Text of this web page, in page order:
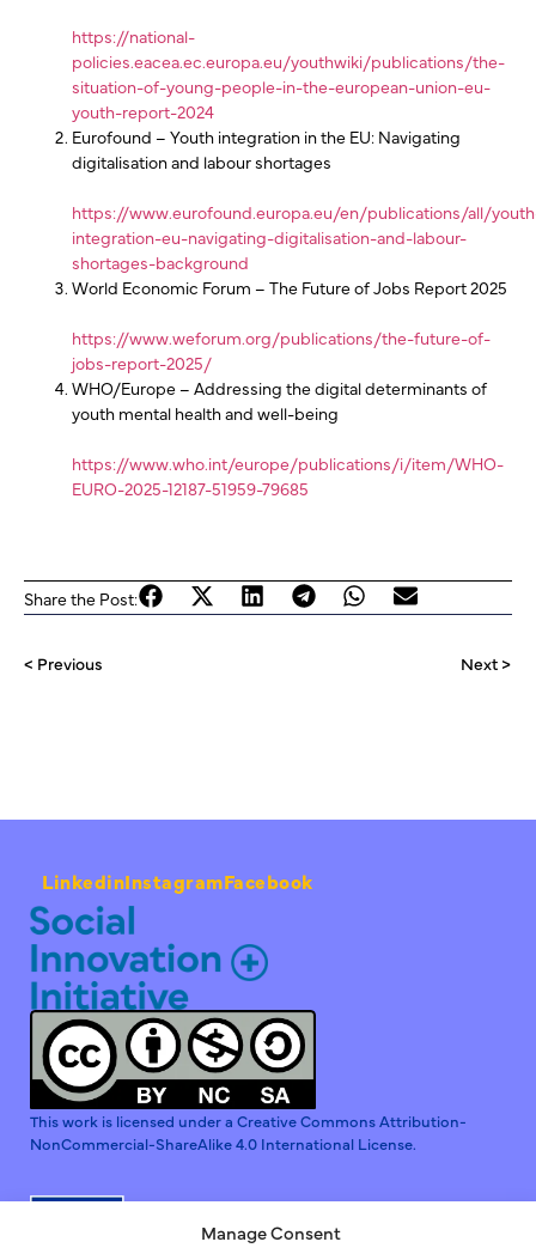
Manage Consent
https://national-
policies.eacea.ec.europa.eu/youthwiki/publications/the-
situation-of-young-people-in-the-european-union-eu-
youth-report-2024
Eurofound – Youth integration in the EU: Navigating
digitalisation and labour shortages
https://www.eurofound.europa.eu/en/publications/all/
integration-eu-navigating-digitalisation-and-labour-
shortages-background
World Economic Forum – The Future of Jobs Report 2025
https://www.weforum.org/publications/the-future-of-
jobs-report-2025/
WHO/Europe – Addressing the digital determinants of
youth mental health and well-being
https://www.who.int/europe/publications/i/item/WHO-
EURO-2025-12187-51959-79685
Share the Post:
< Previous Next >
LinkedinInstagramFacebook
This work is licensed under a Creative Commons Attribution-
NonCommercial-ShareAlike 4.0 International License.